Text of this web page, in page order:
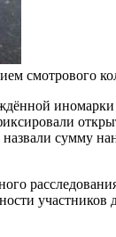
смотрового
сумму